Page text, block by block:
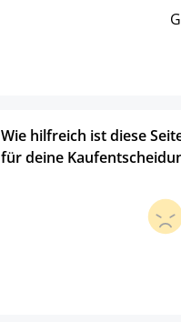
Wie hilfreich ist diese
für deine